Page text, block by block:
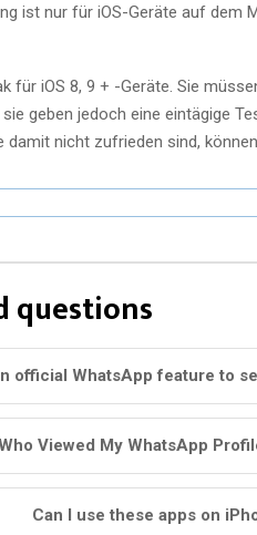
ist nur für iOS-Geräte auf dem
für iOS 8, 9 + -Geräte. Sie
geben jedoch eine eintägige
nicht zufrieden sind,
questions
official WhatsApp feature to
Viewed My WhatsApp
Can I use these apps on